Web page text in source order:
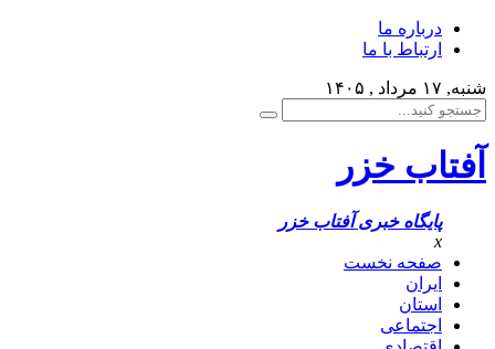
درباره ما
ارتباط با ما
شنبه, ۱۷ مرداد , ۱۴۰۵
آفتاب خزر
پایگاه خبری آفتاب خزر
x
صفحه نخست
ایران
استان
اجتماعی